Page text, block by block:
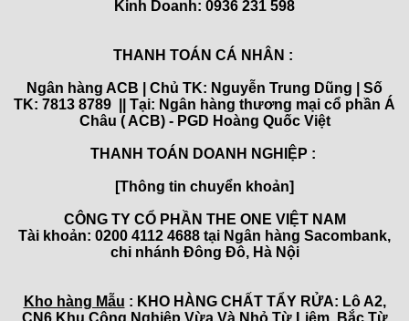
Kinh Doanh: 0936 231 598
THANH TOÁN CÁ NHÂN :
Ngân hàng ACB | Chủ TK: Nguyễn Trung Dũng | Số
TK: 7813 8789 || Tại: Ngân hàng thương mại cổ phần Á
Châu ( ACB) - PGD Hoàng Quốc Việt
THANH TOÁN DOANH NGHIỆP :
[Thông tin chuyển khoản]
CÔNG TY CỔ PHẦN THE ONE VIỆT NAM
Tài khoản: 0200 4112 4688 tại Ngân hàng Sacombank,
chi nhánh Đông Đô, Hà Nội
Kho hàng Mẫu : KHO HÀNG CHẤT TẨY RỬA: Lô A2,